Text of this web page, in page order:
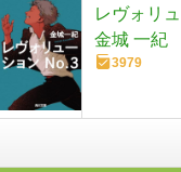
レヴォリ
金城 一紀
3979